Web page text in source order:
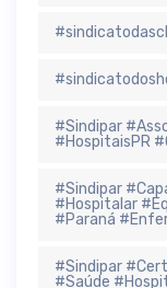
#Sindipar
#HospitaisPR
#Sindipar
#Hospitalar
#Paraná
#Sindipar
#Saúde